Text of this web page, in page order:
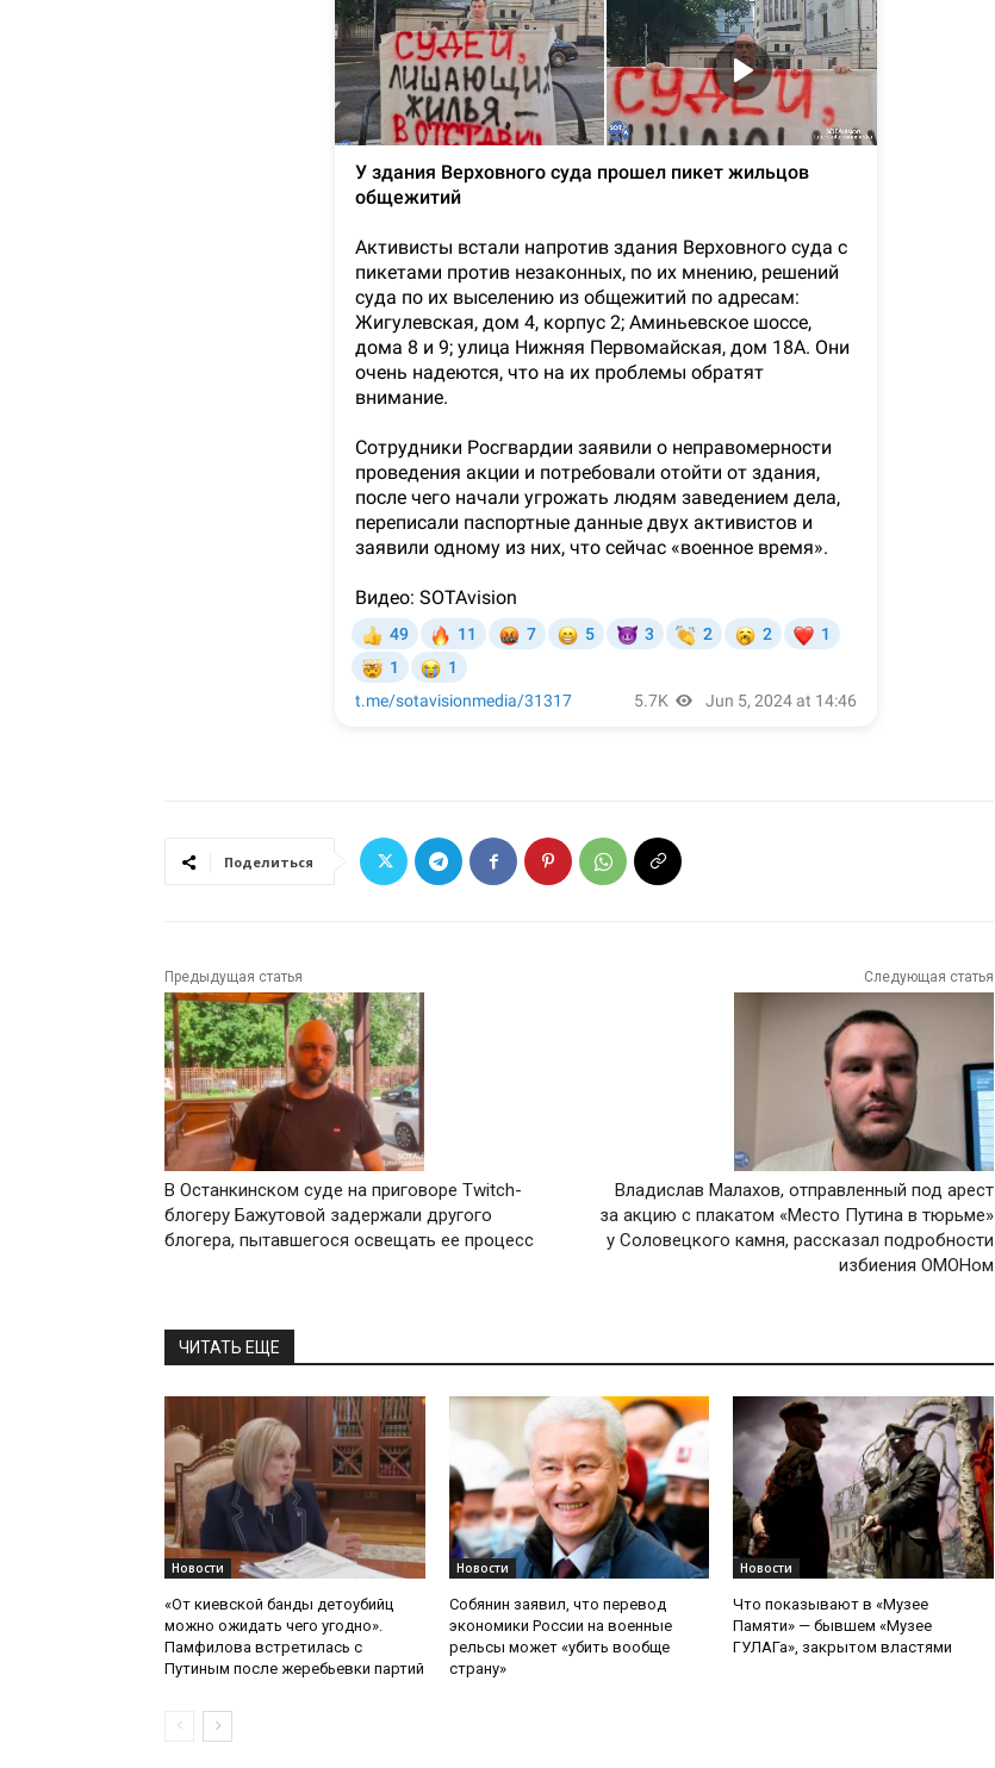
Поделиться
Предыдущая статья
В Останкинском суде на приговоре Twitch-
блогеру Бажутовой задержали другого
блогера, пытавшегося освещать ее процесс
Следующая статья
Владислав Малахов, отправленный под арест
за акцию с плакатом «Место Путина в тюрьме»
у Соловецкого камня, рассказал подробности
избиения ОМОНом
ЧИТАТЬ ЕЩЕ
Новости
«От киевской банды детоубийц
можно ожидать чего угодно».
Памфилова встретилась с
Путиным после жеребьевки партий
Новости
Собянин заявил, что перевод
экономики России на военные
рельсы может «убить вообще
страну»
Новости
Что показывают в «Музее
Памяти» — бывшем «Музее
ГУЛАГа», закрытом властями